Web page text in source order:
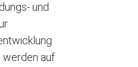
und
auf